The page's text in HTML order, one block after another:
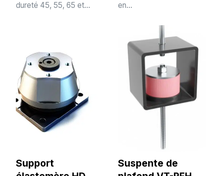
dureté 45, 55, 65 et...
en...
Support
Suspente de